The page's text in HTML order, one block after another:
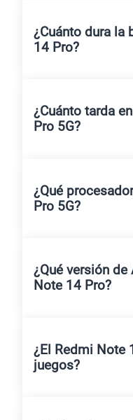
¿Cuánto dura la
14 Pro?
¿Cuánto tarda
Pro 5G?
¿Qué
Pro 5G?
¿Qué versión
Note 14 Pro?
¿El Redmi Note
juegos?